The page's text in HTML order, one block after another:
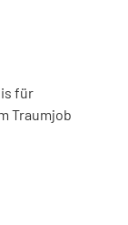
für
Traumjob